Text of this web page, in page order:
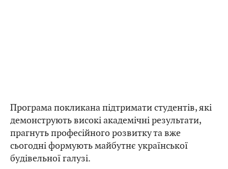
Програма покликана підтримати студентів, які
демонструють високі академічні результати,
прагнуть професійного розвитку та вже
сьогодні формують майбутнє української
будівельної галузі.